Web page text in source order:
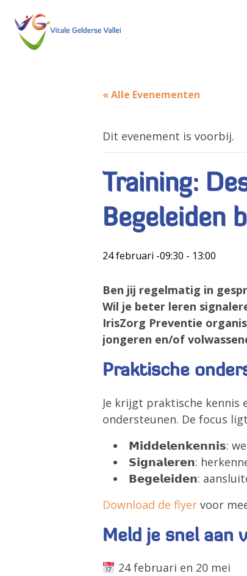
« Alle Evenementen
Dit evenement is voorbij.
Training:
Begeleiden
24 februari -09:30 - 13:00
Ben jij regelmatig in
Wil je beter leren
IrisZorg Preventie
jongeren en/of
Praktische
Je krijgt praktische kennis
ondersteunen. De focus
𝗠𝗶𝗱𝗱𝗲𝗹𝗲𝗻𝗸𝗲𝗻𝗻𝗶𝘀:
𝗦𝗶𝗴𝗻𝗮𝗹𝗲𝗿𝗲𝗻:
𝗕𝗲𝗴𝗲𝗹𝗲𝗶𝗱𝗲𝗻:
Download de flyer voor
Meld je snel aan
24 februari en 20 mei